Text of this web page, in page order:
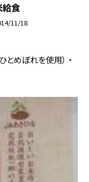
給食
11/18
めぼれを使用） ・